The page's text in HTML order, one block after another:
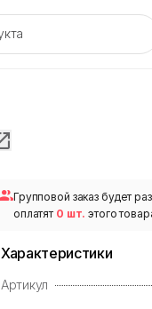
Групповой заказ будет
оплатят 0 шт. этого
Характеристики
Артикул